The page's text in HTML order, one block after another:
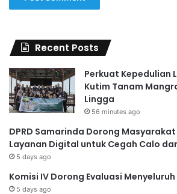
Recent Posts
Perkuat Kepedulian
Kutim Tanam
Lingga
56 minutes ago
DPRD Samarinda Dorong
Layanan Digital untuk Cegah Calo
5 days ago
Komisi IV Dorong Evaluasi Menyeluruh
5 days ago